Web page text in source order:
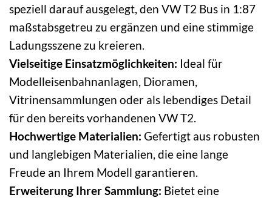
speziell darauf ausgelegt, den VW T2 Bus in 1:87
maßstabsgetreu zu ergänzen und eine stimmige
Ladungsszene zu kreieren.
Vielseitige Einsatzmöglichkeiten: Ideal für
Modelleisenbahnanlagen, Dioramen,
Vitrinensammlungen oder als lebendiges Detail
für den bereits vorhandenen VW T2.
Hochwertige Materialien: Gefertigt aus robusten
und langlebigen Materialien, die eine lange
Freude an Ihrem Modell garantieren.
Erweiterung Ihrer Sammlung: Bietet eine